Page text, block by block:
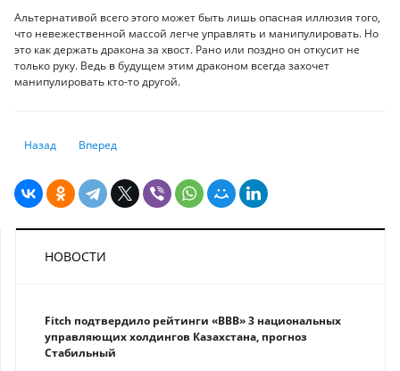
Альтернативой всего этого может быть лишь опасная иллюзия того,
что невежественной массой легче управлять и манипулировать. Но
это как держать дракона за хвост. Рано или поздно он откусит не
только руку. Ведь в будущем этим драконом всегда захочет
манипулировать кто-то другой.
Предыдущий: Психологическое обострение на валютном рынке
Назад Следующий: Сколько стоят коммерческие тайны
Вперед
НОВОСТИ
Fitch подтвердило рейтинги «BBB» 3 национальных
управляющих холдингов Казахстана, прогноз
Стабильный